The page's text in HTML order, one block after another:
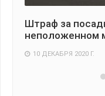
Штраф за
неположенном
10 ДЕКАБРЯ 2020 Г.